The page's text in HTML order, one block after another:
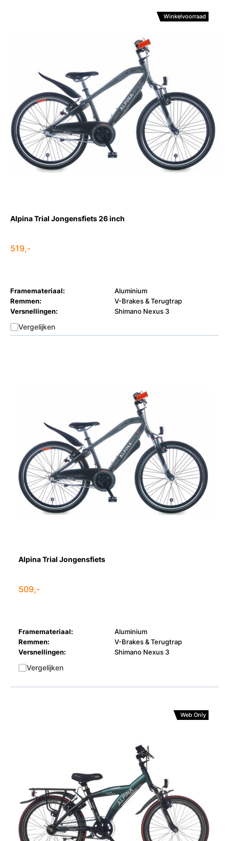
Winkelvoorraad
Alpina Trial Jongensfiets 26 inch
519,-
Framemateriaal:
Aluminium
Remmen:
V-Brakes & Terugtrap
Versnellingen:
Shimano Nexus 3
Vergelijken
Alpina Trial Jongensfiets
509,-
Framemateriaal:
Aluminium
Remmen:
V-Brakes & Terugtrap
Versnellingen:
Shimano Nexus 3
Vergelijken
Web Only